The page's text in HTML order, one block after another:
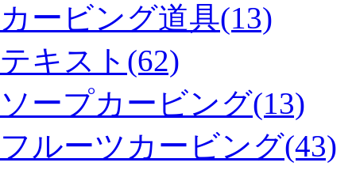
カービング道具(13)
テキスト(62)
ソープカービング(13)
フルーツカービング(43)